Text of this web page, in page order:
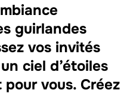
guirlandes
vos invités
ciel d’étoiles
vous. Créez